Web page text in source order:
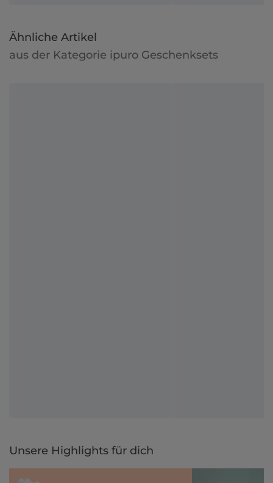
Ähnliche Artikel
aus der Kategorie ipuro Geschenksets
Unsere Highlights für dich